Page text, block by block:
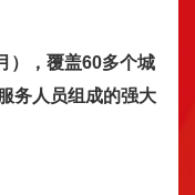
），覆盖60多个城
务人员组成的强大